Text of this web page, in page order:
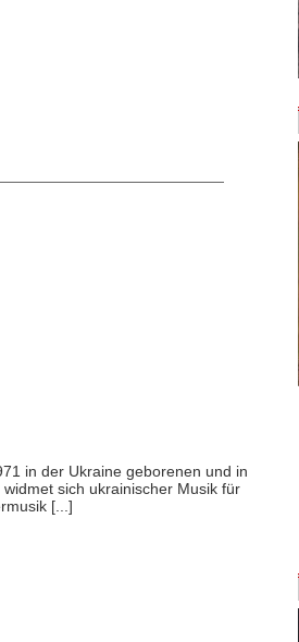
in der Ukraine geborenen und in
sich ukrainischer Musik für
[...]